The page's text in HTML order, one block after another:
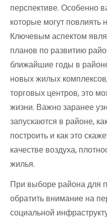
перспективе. Особенно
которые могут
Ключевым аспектом
планов по развитию
ближайшие годы в
новых жилых
торговых центров, это
жизни. Важно заранее
запускаются в районе,
построить и как это
качестве воздуха,
жилья.
При выборе района для
обратить внимание на
социальной